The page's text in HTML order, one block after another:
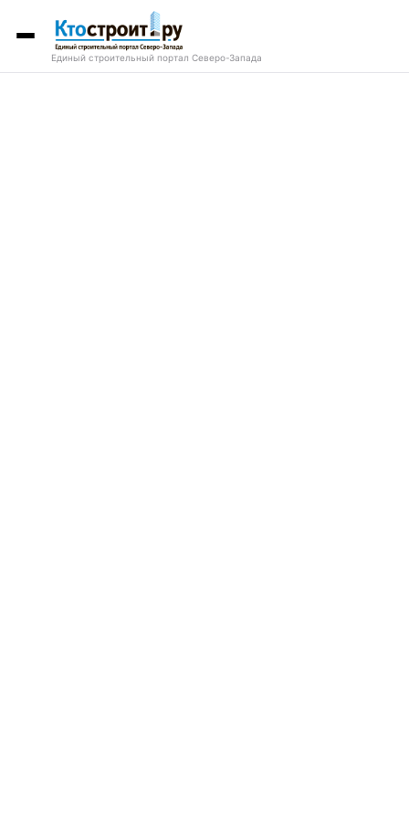
Единый строительный портал Северо-Запада